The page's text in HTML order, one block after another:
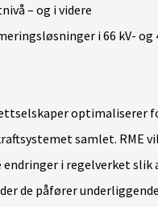
– og i videre
i 66 kV- og
optimaliserer
samlet. RME vil
i regelverket slik
de påfører underliggende